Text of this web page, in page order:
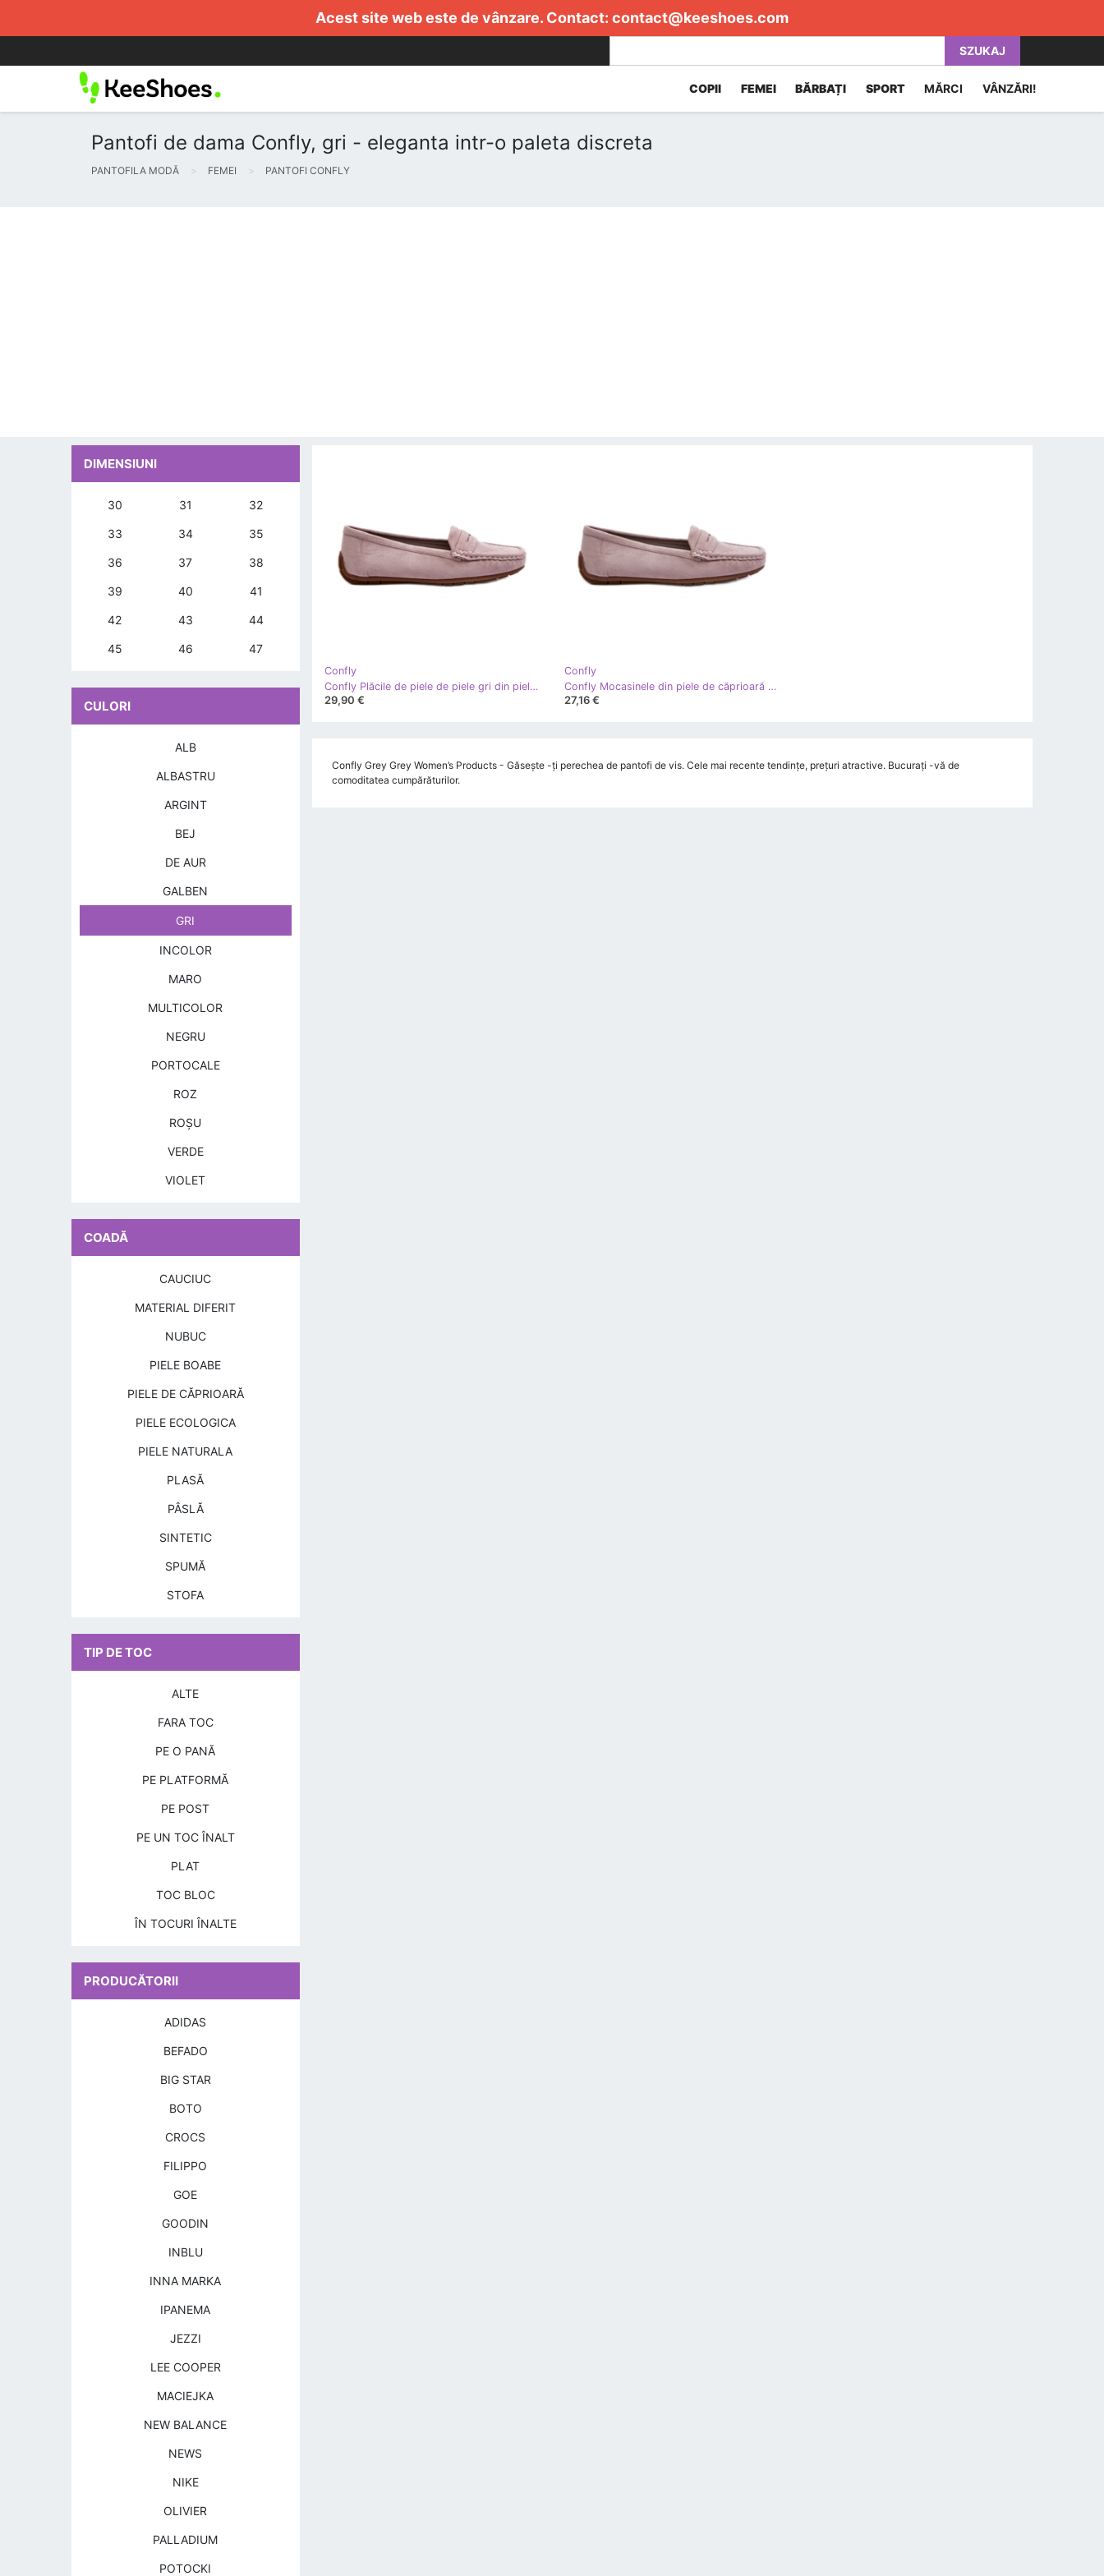
Acest site web este de vânzare. Contact: contact@keeshoes.com
SZUKAJ
COPII FEMEI BĂRBAȚI SPORT MĂRCI VÂNZĂRI!
Pantofi de dama Confly, gri - eleganta intr-o paleta discreta
PANTOFILA MODĂ FEMEI PANTOFI CONFLY
Confly
Confly Plăcile de piele de piele gri din piele de căprioară pentru femei
29,90 €
Confly
Confly Mocasinele din piele de căprioară pentru femei gri lila lenvie
27,16 €
Confly Grey Grey Women’s Products - Găsește -ți perechea de pantofi de vis. Cele mai recente tendințe, prețuri atractive. Bucurați -vă de
comoditatea cumpărăturilor.
DIMENSIUNI
30 31 32
33 34 35
36 37 38
39 40 41
42 43 44
45 46 47
CULORI
ALB
ALBASTRU
ARGINT
BEJ
DE AUR
GALBEN
GRI
INCOLOR
MARO
MULTICOLOR
NEGRU
PORTOCALE
ROZ
ROŞU
VERDE
VIOLET
COADĂ
CAUCIUC
MATERIAL DIFERIT
NUBUC
PIELE BOABE
PIELE DE CĂPRIOARĂ
PIELE ECOLOGICA
PIELE NATURALA
PLASĂ
PÂSLĂ
SINTETIC
SPUMĂ
STOFA
TIP DE TOC
ALTE
FARA TOC
PE O PANĂ
PE PLATFORMĂ
PE POST
PE UN TOC ÎNALT
PLAT
TOC BLOC
ÎN TOCURI ÎNALTE
PRODUCĂTORII
ADIDAS
BEFADO
BIG STAR
BOTO
CROCS
FILIPPO
GOE
GOODIN
INBLU
INNA MARKA
IPANEMA
JEZZI
LEE COOPER
MACIEJKA
NEW BALANCE
NEWS
NIKE
OLIVIER
PALLADIUM
POTOCKI